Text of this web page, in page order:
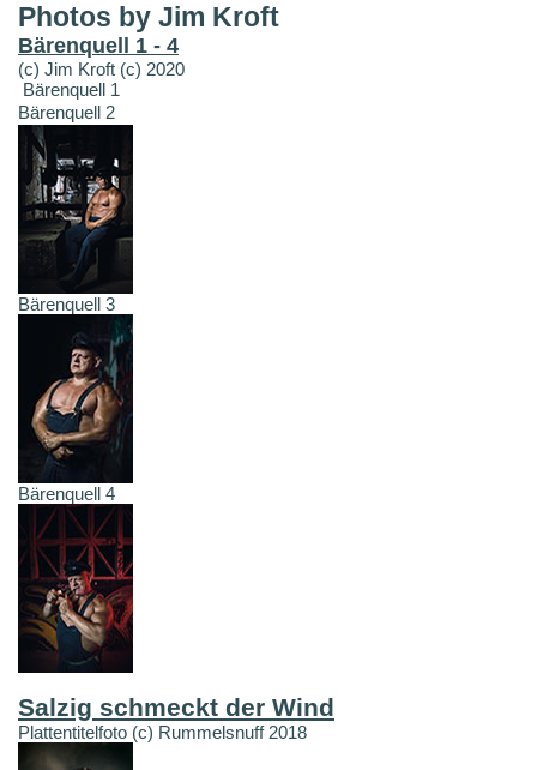
Photos by Jim Kroft
Bärenquell 1 - 4
(c) Jim Kroft (c) 2020
Bärenquell 1
Bärenquell 2
Bärenquell 3
Bärenquell 4
Salzig schmeckt der Wind
Plattentitelfoto (c) Rummelsnuff 2018